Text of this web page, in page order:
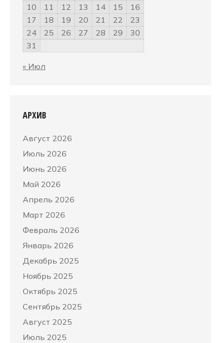
10
11 12 13 14 15
16
17
18 19 20 21 22
23
24
25 26 27 28 29
30
31
« Июл
АРХИВ
Август 2026
Июль 2026
Июнь 2026
Май 2026
Апрель 2026
Март 2026
Февраль 2026
Январь 2026
Декабрь 2025
Ноябрь 2025
Октябрь 2025
Сентябрь 2025
Август 2025
Июль 2025